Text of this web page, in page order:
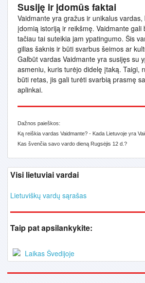
Susiję ir įdomūs faktai
Vaidmante yra gražus ir unikalus
įdomią istoriją ir reikšmę. Vaidmante gali
tačiau tai suteikia jam ypatingumo. Šis
gilias šaknis ir būti svarbus šeimos ar
Galbūt vardas Vaidmante yra susijęs su
asmeniu, kuris turėjo didelę įtaką. Taigi,
būti retas, jis gali turėti svarbią prasmę
aplinkai.
Dažnos paieškos:
Ką reiškia vardas Vaidmante? - Kada Lietuvoje yra
Kas švenčia savo vardo dieną Rugsėjis 12 d.?
Visi lietuviai vardai
Lietuviškų vardų sąrašas
Taip pat apsilankykite:
Laikas Švedijoje